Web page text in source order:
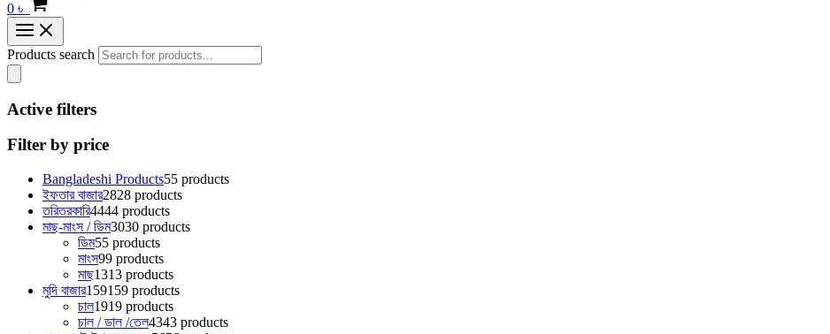
0 ৳
Products search
Active filters
Filter by price
Bangladeshi Products55 products
ইফতার বাজার2828 products
তরিতরকারি4444 products
মাছ-মাংস / ডিম3030 products
ডিম55 products
মাংস99 products
মাছ1313 products
মুদি বাজার159159 products
চাল1919 products
চাল / ডাল /তেল4343 products